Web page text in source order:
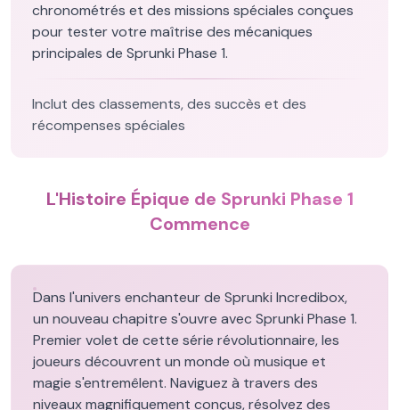
chronométrés et des missions spéciales conçues
pour tester votre maîtrise des mécaniques
principales de Sprunki Phase 1.
Inclut des classements, des succès et des
récompenses spéciales
L'Histoire Épique de Sprunki Phase 1
Commence
Dans l'univers enchanteur de Sprunki Incredibox,
un nouveau chapitre s'ouvre avec Sprunki Phase 1.
Premier volet de cette série révolutionnaire, les
joueurs découvrent un monde où musique et
magie s'entremêlent. Naviguez à travers des
niveaux magnifiquement conçus, résolvez des